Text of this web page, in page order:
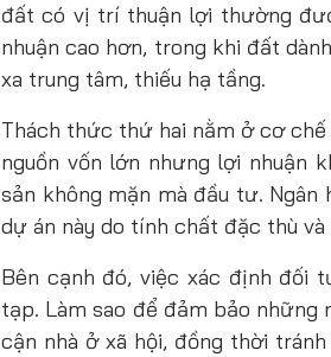
đất có vị trí thuận lợi thường
nhuận cao hơn, trong khi đất
xa trung tâm, thiếu hạ tầng.
Thách thức thứ hai nằm ở cơ
nguồn vốn lớn nhưng lợi nhuận
sản không mặn mà đầu tư.
dự án này do tính chất đặc thù
Bên cạnh đó, việc xác định đối
tạp. Làm sao để đảm bảo
cận nhà ở xã hội, đồng thời